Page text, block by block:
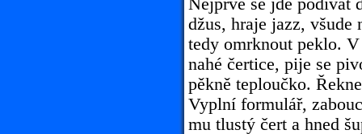
Nejprve se jde podívat
džus, hraje jazz, všude
tedy omrknout peklo.
nahé čertice, pije se
pěkně teploučko.
Vyplní formulář,
mu tlustý čert a hned